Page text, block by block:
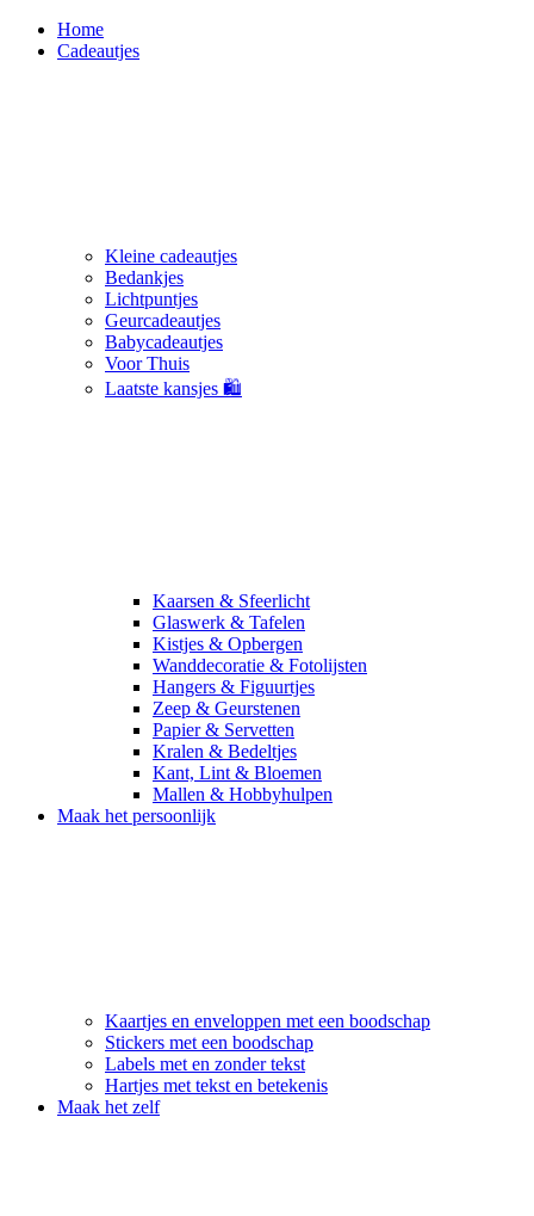
Home
Cadeautjes
Kleine cadeautjes
Bedankjes
Lichtpuntjes
Geurcadeautjes
Babycadeautjes
Voor Thuis
Laatste kansjes 🛍️
Kaarsen & Sfeerlicht
Glaswerk & Tafelen
Kistjes & Opbergen
Wanddecoratie & Fotolijsten
Hangers & Figuurtjes
Zeep & Geurstenen
Papier & Servetten
Kralen & Bedeltjes
Kant, Lint & Bloemen
Mallen & Hobbyhulpen
Maak het persoonlijk
Kaartjes en enveloppen met een boodschap
Stickers met een boodschap
Labels met en zonder tekst
Hartjes met tekst en betekenis
Maak het zelf